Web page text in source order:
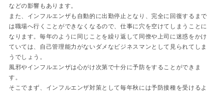
などの影響もあります。
また、インフルエンザも自動的に出勤停止となり、完全に回復するまで
は職場へ行くことができなくなるので、仕事に穴を空けてしまうことに
なります。毎年のように同じことを繰り返して同僚や上司に迷惑をかけ
ていては、自己管理能力がないダメなビジネスマンとして見られてしま
うでしょう。
風邪やインフルエンザは心がけ次第で十分に予防をすることができま
す。
そこでまず、インフルエンザ対策として毎年秋には予防接種を受けるよ